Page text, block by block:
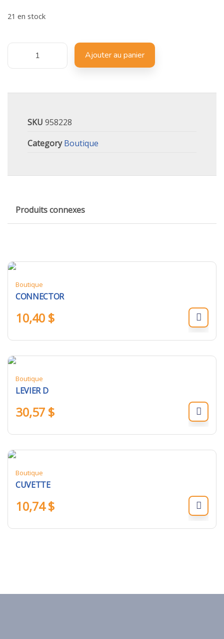
21 en stock
Ajouter au panier
SKU 958228
Category Boutique
Produits connexes
Boutique
CONNECTOR
10,40 $
Boutique
LEVIER D
30,57 $
Boutique
CUVETTE
10,74$